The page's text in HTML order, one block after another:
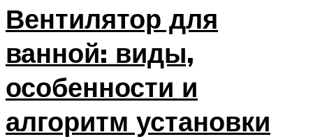
Вентилятор для
ванной: виды,
особенности и
алгоритм установки